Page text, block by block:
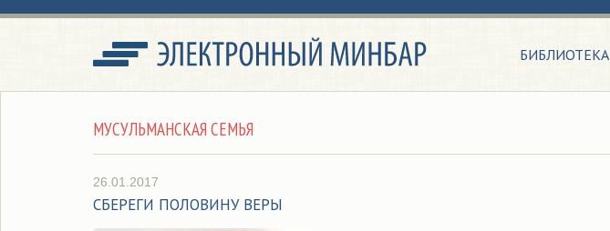
БИБЛИОТЕКА
МУСУЛЬМАНСКАЯ СЕМЬЯ
26.01.2017
СБЕРЕГИ ПОЛОВИНУ ВЕРЫ